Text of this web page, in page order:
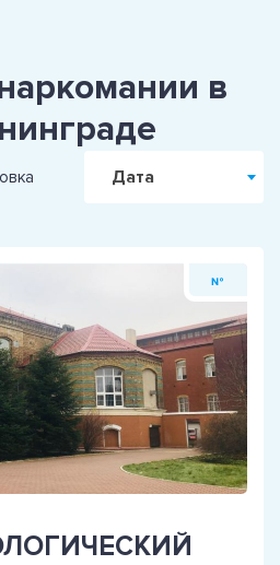
в
Дата
№